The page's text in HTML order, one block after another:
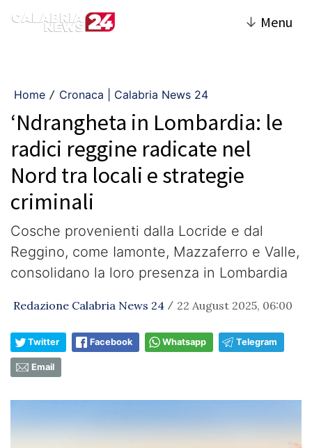
↓ Menu
Home / Cronaca | Calabria News 24
‘Ndrangheta in Lombardia: le
radici reggine radicate nel
Nord tra locali e strategie
criminali
Cosche provenienti dalla Locride e dal
Reggino, come Iamonte, Mazzaferro e Valle,
consolidano la loro presenza in Lombardia
Redazione Calabria News 24 / 22 August 2025, 06:00
Twitter Facebook Whatsapp Telegram
Email